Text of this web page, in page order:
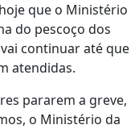
que o Ministério
do pescoço dos
continuar até que
atendidas.
pararem a greve,
o Ministério da